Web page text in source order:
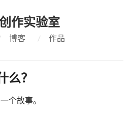
作实验室
博客 / 作品
么？
个故事。